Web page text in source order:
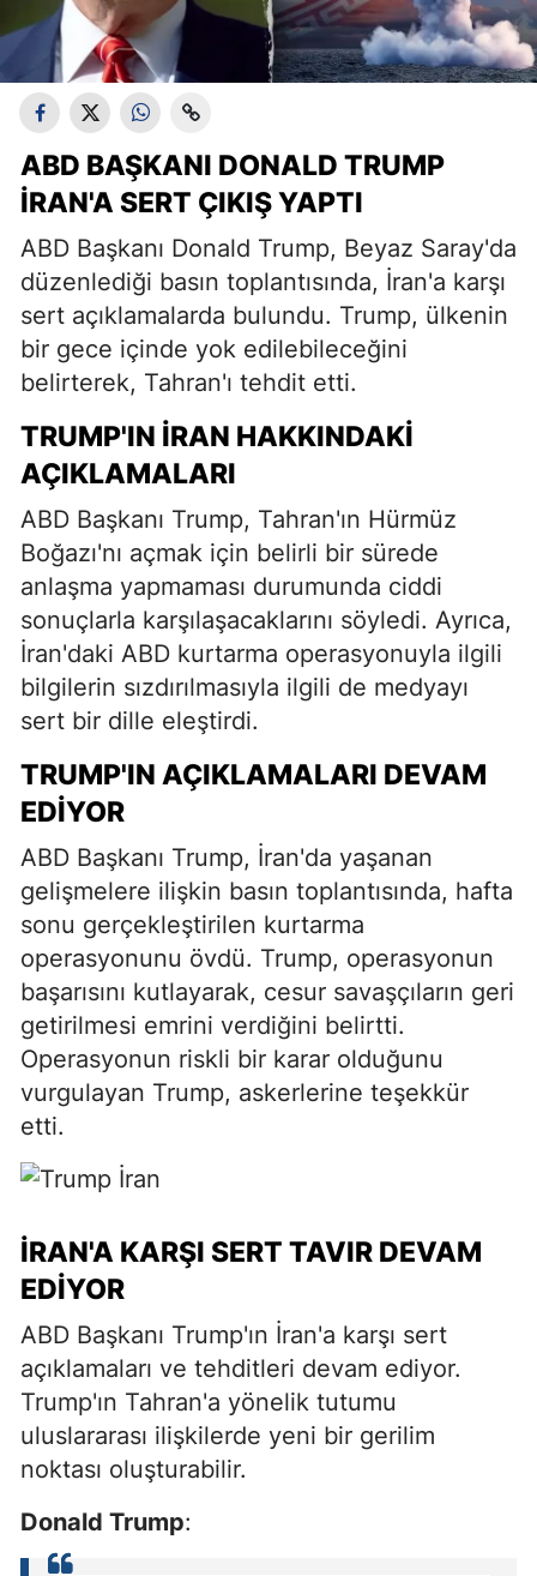
ABD BAŞKANI DONALD TRUMP
İRAN'A SERT ÇIKIŞ YAPTI
ABD Başkanı Donald Trump, Beyaz Saray'da
düzenlediği basın toplantısında, İran'a karşı
sert açıklamalarda bulundu. Trump, ülkenin
bir gece içinde yok edilebileceğini
belirterek, Tahran'ı tehdit etti.
TRUMP'IN İRAN HAKKINDAKI
AÇIKLAMALARI
ABD Başkanı Trump, Tahran'ın Hürmüz
Boğazı'nı açmak için belirli bir sürede
anlaşma yapmaması durumunda ciddi
sonuçlarla karşılaşacaklarını söyledi. Ayrıca,
İran'daki ABD kurtarma operasyonuyla ilgili
bilgilerin sızdırılmasıyla ilgili de medyayı
sert bir dille eleştirdi.
TRUMP'IN AÇIKLAMALARI DEVAM
EDIYOR
ABD Başkanı Trump, İran'da yaşanan
gelişmelere ilişkin basın toplantısında, hafta
sonu gerçekleştirilen kurtarma
operasyonunu övdü. Trump, operasyonun
başarısını kutlayarak, cesur savaşçıların geri
getirilmesi emrini verdiğini belirtti.
Operasyonun riskli bir karar olduğunu
vurgulayan Trump, askerlerine teşekkür
etti.
İRAN'A KARŞI SERT TAVIR DEVAM
EDIYOR
ABD Başkanı Trump'ın İran'a karşı sert
açıklamaları ve tehditleri devam ediyor.
Trump'ın Tahran'a yönelik tutumu
uluslararası ilişkilerde yeni bir gerilim
noktası oluşturabilir.
Donald Trump: